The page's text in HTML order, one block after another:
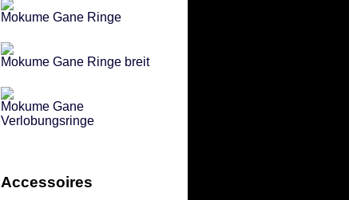
Mokume Gane Ringe
Mokume Gane Ringe breit
Mokume Gane
Verlobungsringe
Accessoires